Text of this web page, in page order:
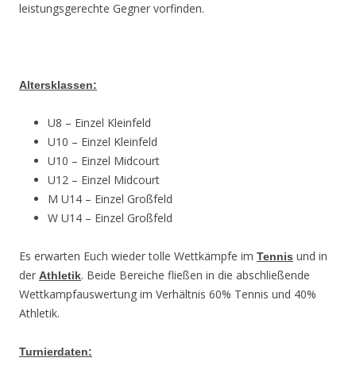
leistungsgerechte Gegner vorfinden.
Altersklassen:
U8 – Einzel Kleinfeld
U10 – Einzel Kleinfeld
U10 – Einzel Midcourt
U12 – Einzel Midcourt
M U14 – Einzel Großfeld
W U14 – Einzel Großfeld
Es erwarten Euch wieder tolle Wettkämpfe im Tennis und in
der Athletik. Beide Bereiche fließen in die abschließende
Wettkampfauswertung im Verhältnis 60% Tennis und 40%
Athletik.
Turnierdaten: